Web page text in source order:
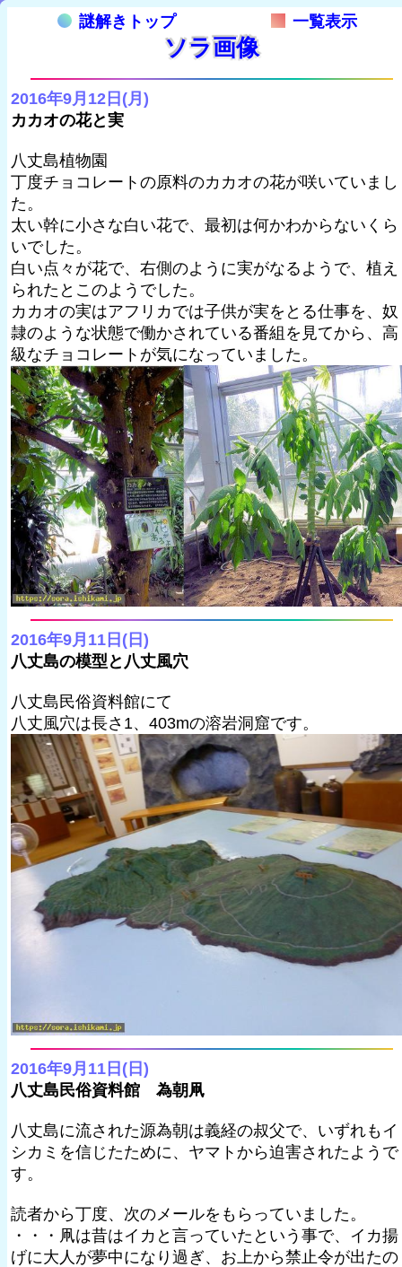
謎解きトップ 一覧表示
ソラ画像
2016年9月12日(月)
カカオの花と実
八丈島植物園
丁度チョコレートの原料のカカオの花が咲いていまし
た。
太い幹に小さな白い花で、最初は何かわからないくら
いでした。
白い点々が花で、右側のように実がなるようで、植え
られたとこのようでした。
カカオの実はアフリカでは子供が実をとる仕事を、奴
隷のような状態で働かされている番組を見てから、高
級なチョコレートが気になっていました。
2016年9月11日(日)
八丈島の模型と八丈風穴
八丈島民俗資料館にて
八丈風穴は長さ1、403mの溶岩洞窟です。
2016年9月11日(日)
八丈島民俗資料館 為朝凧
八丈島に流された源為朝は義経の叔父で、いずれもイ
シカミを信じたために、ヤマトから迫害されたようで
す。
読者から丁度、次のメールをもらっていました。
・・・凧は昔はイカと言っていたという事で、イカ揚
げに大人が夢中になり過ぎ、お上から禁止令が出たの